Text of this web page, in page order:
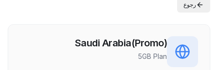
رجوع
Saudi Arabia(Promo)
5GB Plan